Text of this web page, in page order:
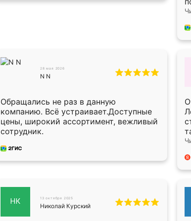
28 мая 2026
N N
Обращались не раз в данную
компанию. Всё устраивает.Доступные
цены, широкий ассортимент, вежливый
сотрудник.
НК 13 октября 2025
Николай Курский